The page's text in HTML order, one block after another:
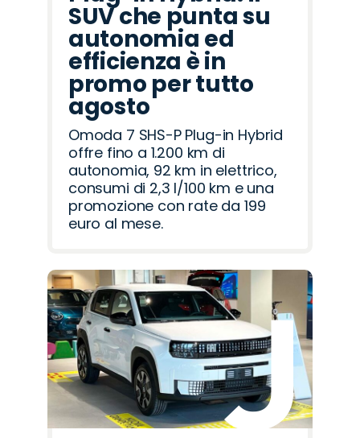
SUV che punta su
autonomia ed
efficienza è in
promo per tutto
agosto
Omoda 7 SHS-P Plug-in Hybrid
offre fino a 1.200 km di
autonomia, 92 km in elettrico,
consumi di 2,3 l/100 km e una
promozione con rate da 199
euro al mese.